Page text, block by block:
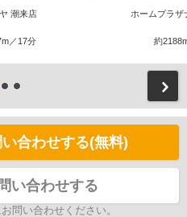
潮来店
／17分
ホームプラザ
約
合わせする(無料)
い合わせする
問い合わせください。